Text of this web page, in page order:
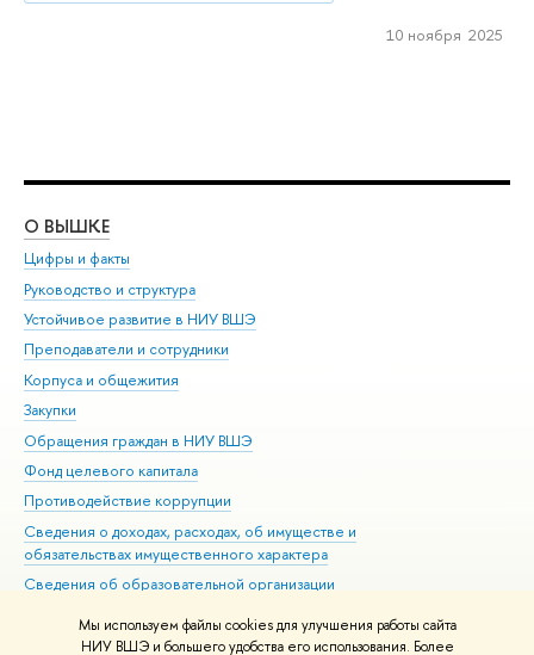
Мы используем файлы cookies для улучшения работы сайта
НИУ ВШЭ и большего удобства его использования. Более
10 ноября 2025
О ВЫШКЕ
Цифры и факты
Руководство и структура
Устойчивое развитие в НИУ ВШЭ
Преподаватели и сотрудники
Корпуса и общежития
Закупки
Обращения граждан в НИУ ВШЭ
Фонд целевого капитала
Противодействие коррупции
Сведения о доходах, расходах, об имуществе и
обязательствах имущественного характера
Сведения об образовательной организации
Людям с ограниченными возможностями здоровья
Единая платежная страница